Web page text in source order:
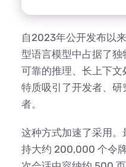
自2023年公开发布以
型语言模型中占据了
可靠的推理、长上下
特质吸引了开发者、
者。
这种方式加速了采用。
持大约 200,000 个令